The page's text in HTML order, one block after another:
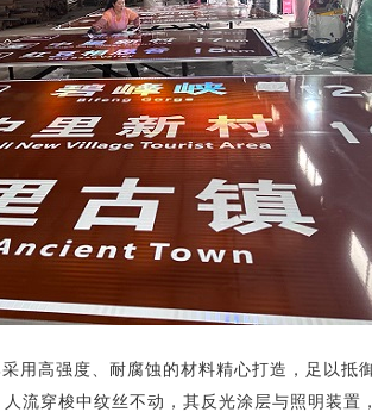
用高强度、耐腐蚀的材料精心打造，足以抵
流穿梭中纹丝不动，其反光涂层与照明装置